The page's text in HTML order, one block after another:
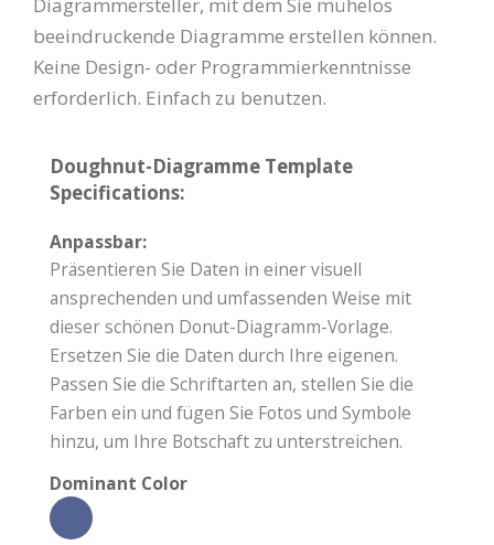
Diagrammersteller, mit dem Sie mühelos
beeindruckende Diagramme erstellen können.
Keine Design- oder Programmierkenntnisse
erforderlich. Einfach zu benutzen.
Doughnut-Diagramme Template
Specifications:
Anpassbar:
Präsentieren Sie Daten in einer visuell
ansprechenden und umfassenden Weise mit
dieser schönen Donut-Diagramm-Vorlage.
Ersetzen Sie die Daten durch Ihre eigenen.
Passen Sie die Schriftarten an, stellen Sie die
Farben ein und fügen Sie Fotos und Symbole
hinzu, um Ihre Botschaft zu unterstreichen.
Dominant Color